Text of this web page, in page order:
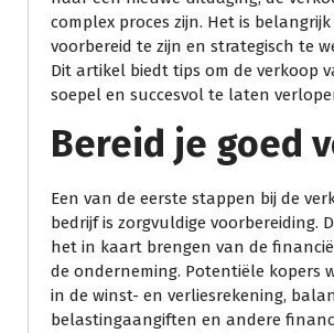
complex proces zijn. Het is
voorbereid te zijn en strategisch te
Dit artikel biedt tips om de verkoop
soepel en succesvol te laten
Bereid je goed
Een van de eerste stappen bij de
bedrijf is zorgvuldige voorbereiding.
het in kaart brengen van de
de onderneming. Potentiële kopers
in de winst- en verliesrekening,
belastingaangiften en andere